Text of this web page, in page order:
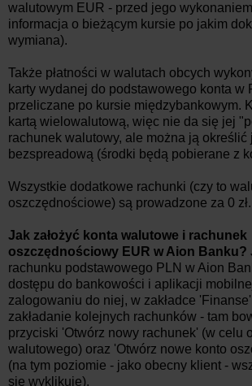
walutowym EUR - przed jego
informacja o bieżącym kursie po jakim
wymiana).
Także płatności w walutach obcych
karty wydanej do podstawowego konta w
przeliczane po kursie międzybankowym.
kartą wielowalutową, więc nie da się jej
rachunek walutowy, ale można ją określić
bezspreadową (środki będą pobierane z
Wszystkie dodatkowe rachunki (czy to
oszczędnościowe) są prowadzone za 0 zł.
Jak założyć konta walutowe i rachunek
oszczędnościowy EUR w Aion Banku?
rachunku podstawowego PLN w Aion
dostępu do bankowości i aplikacji
zalogowaniu do niej, w zakładce
zakładanie kolejnych rachunków - tam
przyciski 'Otwórz nowy rachunek' (w celu
walutowego) oraz 'Otwórz nowe konto
(na tym poziomie - jako obecny klient -
się wyklikuje).